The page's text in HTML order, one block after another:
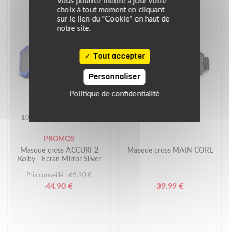
100
PROMOS
Masque cross ACCURI 2
Kolby - Ecran Mirror Silver
Prix conseillé : 69.90 €
44.90 €
Masque cross MAIN CORE
39.99 €
choix à tout moment en cliquant
sur le lien du "Cookie" en haut de
notre site.
Tout accepter
Personnaliser
Politique de confidentialité